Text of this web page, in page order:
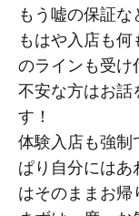
もう嘘の保証な
もはや入店も
のラインも受け
不安な方はお話
す！
体験入店も強制
ぱり自分には
はそのままお帰